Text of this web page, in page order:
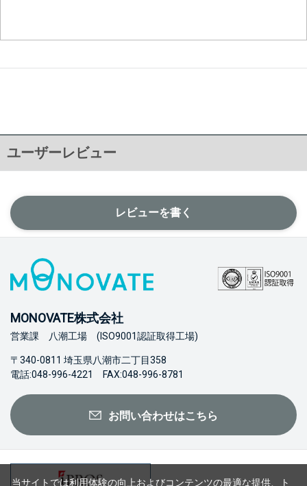
ユーザーレビュー
レビューを書く
MONOVATE株式会社
営業課 八潮工場 (ISO9001認証取得工場)
〒340-0811 埼玉県八潮市二丁目358
電話:048-996-4221 FAX:048-996-8781
お問い合わせはこちら
当サイトでは利用体験の向上およびコンテンツの最適な提供、ト